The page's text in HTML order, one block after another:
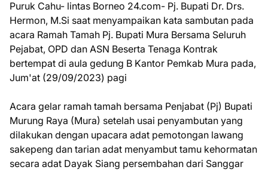
Puruk Cahu- lintas Borneo 24.com- Pj. Bupati Dr. Drs.
Hermon, M.Si saat menyampaikan kata sambutan pada
acara Ramah Tamah Pj. Bupati Mura Bersama Seluruh
Pejabat, OPD dan ASN Beserta Tenaga Kontrak
bertempat di aula gedung B Kantor Pemkab Mura pada,
Jum'at (29/09/2023) pagi
Acara gelar ramah tamah bersama Penjabat (Pj) Bupati
Murung Raya (Mura) setelah usai penyambutan yang
dilakukan dengan upacara adat pemotongan lawang
sakepeng dan tarian adat menyambut tamu kehormatan
secara adat Dayak Siang persembahan dari Sanggar